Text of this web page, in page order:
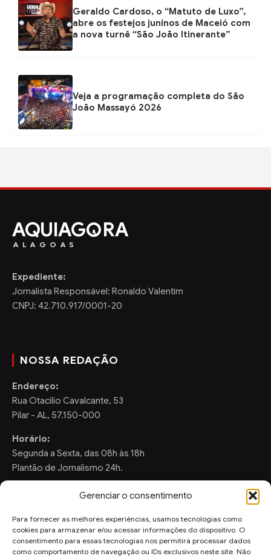
Gerenciar o consentimento
Para fornecer as melhores experiências, usamos tecnologias como
cookies para armazenar e/ou acessar informações do dispositivo. O
consentimento para essas tecnologias nos permitirá processar dados
como comportamento de navegação ou IDs exclusivos neste site. Não
Geraldo Cardoso, o “Matuto de Luxo”,
abre os festejos juninos de Maceió com
a nova turnê “São João Itinerante”
Veja a programação completa do São
João Massayó 2026
AQUIAG RA
ALAGOAS
Expediente:
Jornalista Responsável: Ronaldo Valentim
CNPJ: 42.710.917/0001-20
NOSSA REDAÇÃO
Endereço:
Rua Otacilio Cavalcante, 53
Pilar - AL, 57.150-000
Horário:
Segunda a Sexta, das 08h às 18h
Plantão de Jornalismo 24h.
FALE CONOSCO
Sugestões de Pauta: